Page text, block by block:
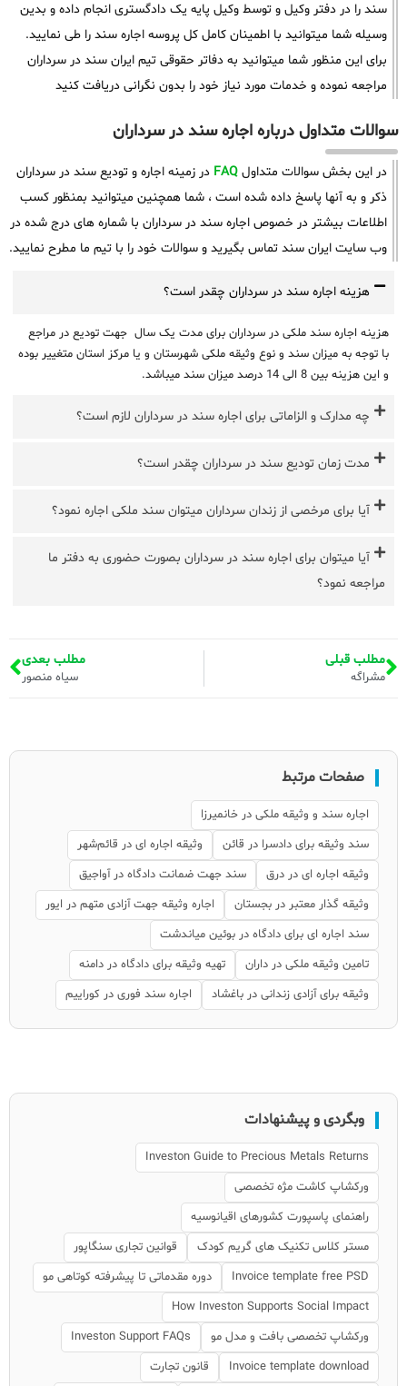
سند را در دفتر وکیل و توسط وکیل پایه یک دادگستری انجام داده و بدین
وسیله شما میتوانید با اطمینان کامل کل پروسه اجاره سند را طی نمایید.
برای این منظور شما میتوانید به دفاتر حقوقی تیم ایران سند در سرداران
مراجعه نموده و خدمات مورد نیاز خود را بدون نگرانی دریافت کنید
سوالات متداول درباره اجاره سند در سرداران
در این بخش سوالات متداول FAQ در زمینه اجاره و تودیع سند در سرداران
ذکر و به آنها پاسخ داده شده است ، شما همچنین میتوانید بمنظور کسب
اطلاعات بیشتر در خصوص اجاره سند در سرداران با شماره های درج شده در
وب سایت ایران سند تماس بگیرید و سوالات خود را با تیم ما مطرح نمایید.
هزینه اجاره سند در سرداران چقدر است؟
هزینه اجاره سند ملکی در سرداران برای مدت یک سال جهت تودیع در مراجع
با توجه به میزان سند و نوع وثیقه ملکی شهرستان و یا مرکز استان متغییر بوده
و این هزینه بین 8 الی 14 درصد میزان سند میباشد.
چه مدارک و الزاماتی برای اجاره سند در سرداران لازم است؟
مدت زمان تودیع سند در سرداران چقدر است؟
آیا برای مرخصی از زندان سرداران میتوان سند ملکی اجاره نمود؟
آیا میتوان برای اجاره سند در سرداران بصورت حضوری به دفتر ما
مراجعه نمود؟
مطلب قبلی
مشراگه
مطلب بعدی
سیاه منصور
صفحات مرتبط
اجاره سند و وثیقه ملکی در خانمیرزا
سند وثیقه برای دادسرا در قائن
وثیقه اجاره ای در قائم‌شهر
وثیقه اجاره ای در درق
سند جهت ضمانت دادگاه در آواجیق
وثیقه گذار معتبر در بجستان
اجاره وثیقه جهت آزادی متهم در ایور
سند اجاره ای برای دادگاه در بوئین میاندشت
تامین وثیقه ملکی در داران
تهیه وثیقه برای دادگاه در دامنه
وثیقه برای آزادی زندانی در باغشاد
اجاره سند فوری در کوراییم
وبگردی و پیشنهادات
Investon Guide to Precious Metals Returns
ورکشاپ کاشت مژه تخصصی
راهنمای پاسپورت کشورهای اقیانوسیه
مستر کلاس تکنیک های گریم کودک
قوانین تجاری سنگاپور
Invoice template free PSD
دوره مقدماتی تا پیشرفته کوتاهی مو
How Investon Supports Social Impact
ورکشاپ تخصصی بافت و مدل مو
Investon Support FAQs
Invoice template download
قانون تجارت